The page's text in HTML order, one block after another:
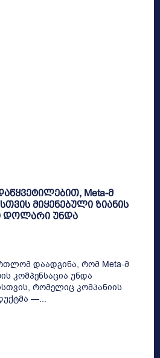
Meta-მ
მიყენებული ზიანის
დოლარი უნდა
დაადგინა, რომ Meta-მ
კომპენსაცია უნდა
რომელიც კომპანიის
—...